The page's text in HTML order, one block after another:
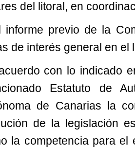
del litoral, en
informe previo de la
de interés general en el
con lo indicado
Estatuto de
de Canarias la
de la legislación
la competencia para el